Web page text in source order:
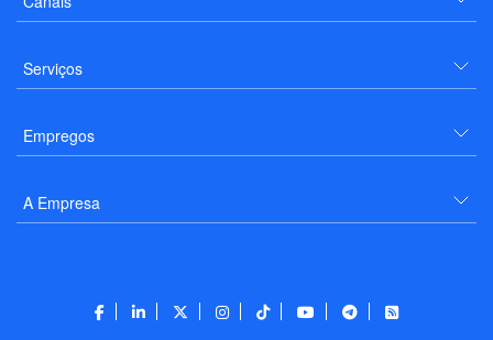
Serviços
Empregos
A Empresa